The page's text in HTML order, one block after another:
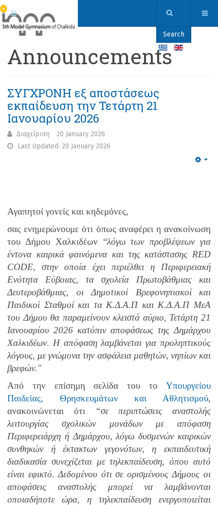
Search
Announcements
ΣΥΓΧΡΟΝΗ εξ αποστάσεως
εκπαίδευση την Τετάρτη 21
Ιανουαρίου 2026
Διαχείριση
20 January 2026
Last Updated: 20 January 2026
Αγαπητοί γονείς και κηδεμόνες,
σας ενημερώνουμε ότι όπως αναφέρει η ανακοίνωση
του Δήμου Χαλκιδέων “λόγω των προβλέψεων για
έντονα καιρικά φαινόμενα και της κατάστασης RED
CODE, στην οποία έχει περιέλθει η Περιφερειακή
Ενότητα Εύβοιας, τα σχολεία Πρωτοβάθμιας και
Δευτεροβάθμιας, οι Δημοτικοί Βρεφονηπιακοί και
Παιδικοί Σταθμοί και τα Κ.Δ.Α.Π και Κ.Δ.Α.Π ΜεΑ
του Δήμου θα παραμείνουν κλειστά αύριο, Τετάρτη 21
Ιανουαρίου 2026 κατόπιν αποφάσεως της Δημάρχου
Χαλκιδέων. Η απόφαση λαμβάνεται για προληπτικούς
λόγους, με γνώμονα την ασφάλεια μαθητών, νηπίων και
βρεφών."
Από την επίσημη σελίδα του το Υπουργείου
Παιδείας, Θρησκευμάτων και Αθλητισμού,
ανακοινώνεται ότι
“σε περιπτώσεις αναστολής
λειτουργίας σχολικών μονάδων με απόφαση
Περιφερειάρχη ή Δημάρχου, λόγω δυσμενών καιρικών
συνθηκών ή έκτακτων γεγονότων, η εκπαιδευτική
διαδικασία συνεχίζεται με τηλεκπαίδευση, όπου αυτό
είναι εφικτό. Δεδομένου ότι σε ορισμένους Δήμους οι
αποφάσεις αναστολής μπορεί να λαμβάνονται
οποιαδήποτε ώρα, η τηλεκπαίδευση ενεργοποιείται